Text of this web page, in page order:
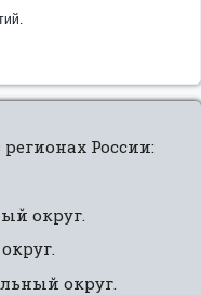
России:
округ.
округ.